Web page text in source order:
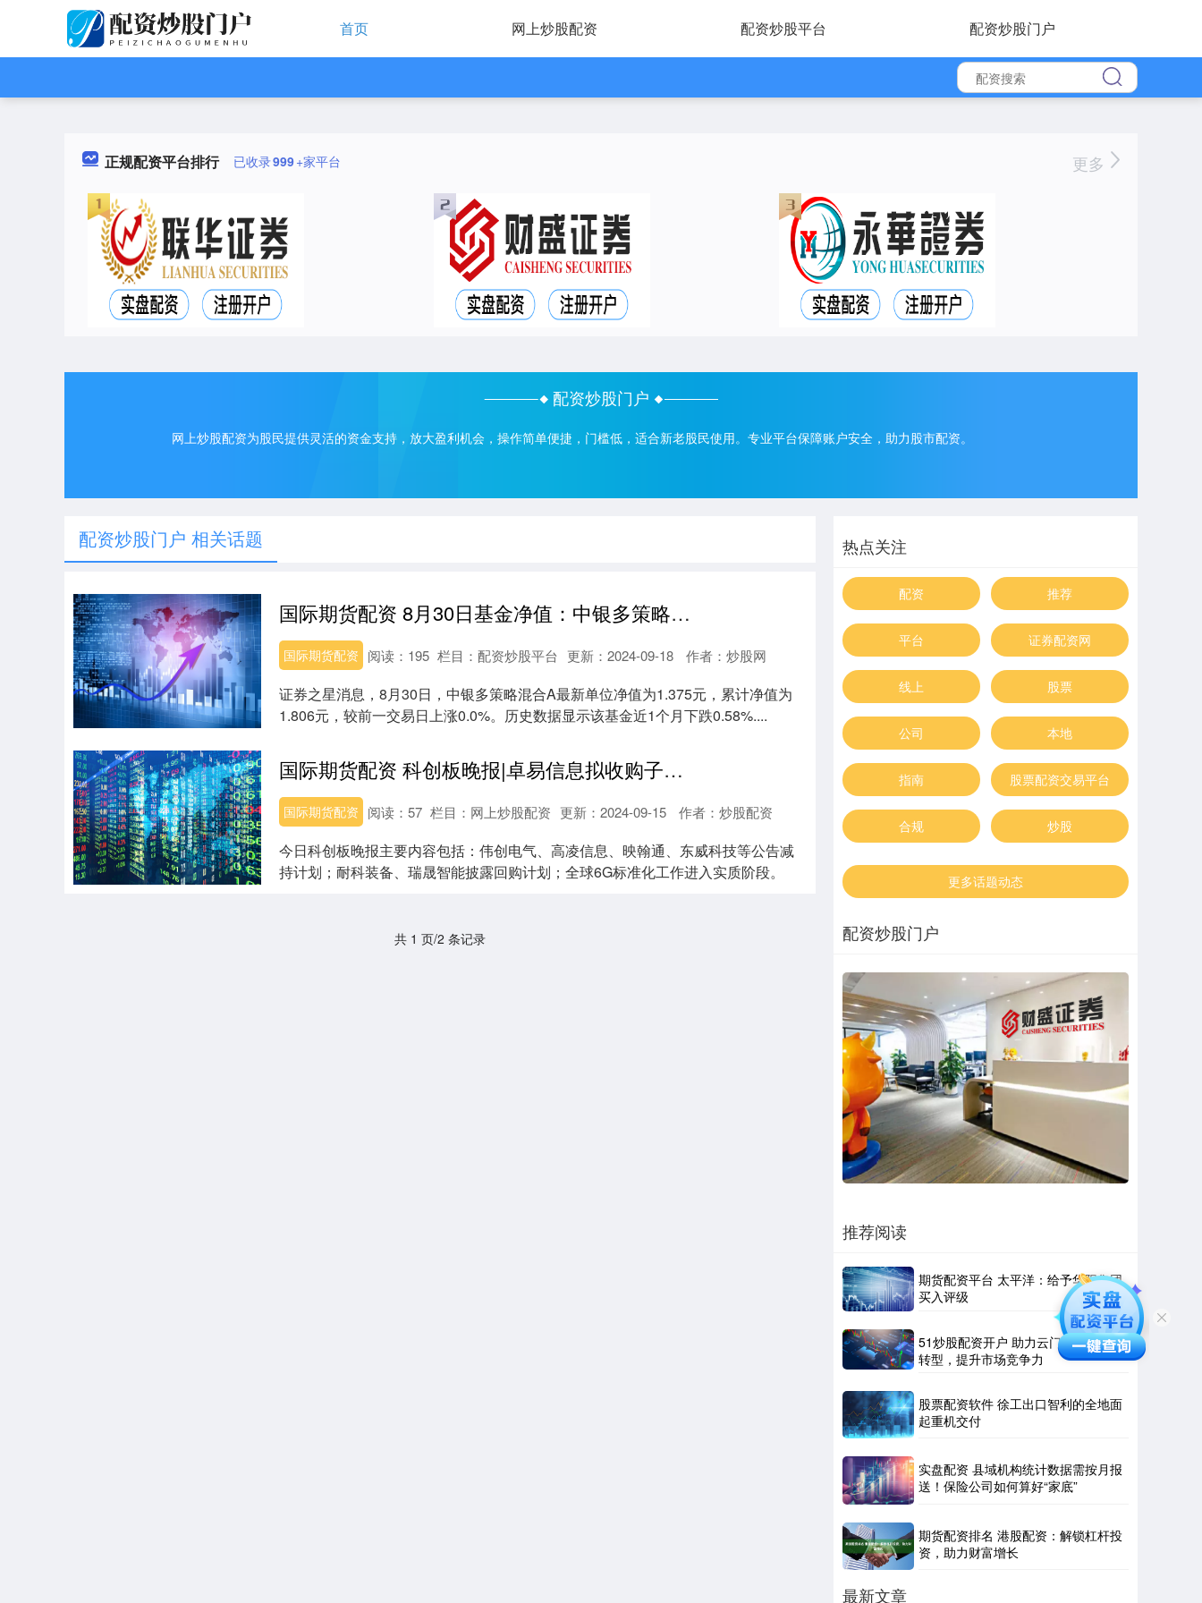
首页 网上炒股配资 配资炒股平台 配资炒股门户
正规配资平台排行 已收录999+家平台 更多
配资炒股门户
网上炒股配资为股民提供灵活的资金支持，放大盈利机会，操作简单便捷，门槛低，适合新老股民使用。专业平台保障账户安全，助力股市配资。
配资炒股门户 相关话题
国际期货配资 8月30日基金净值：中银多策略混合A最新净值1.375
国际期货配资 更新：2024-09-18 作者：炒股网
阅读： 195 栏目： 配资炒股平台
证券之星消息，8月30日，中银多策略混合A最新单位净值为1.375元，累计净值为
1.806元，较前一交易日上涨0.0%。历史数据显示该基金近1个月下跌0.58%....
国际期货配资 科创板晚报|卓易信息拟收购子公司部分股权 康希通信拟回购股份
国际期货配资 更新：2024-09-15 作者：炒股配资
阅读： 57 栏目： 网上炒股配资
今日科创板晚报主要内容包括：伟创电气、高凌信息、映翰通、东威科技等公告减
持计划；耐科装备、瑞晟智能披露回购计划；全球6G标准化工作进入实质阶段。
共 1 页/2 条记录
热点关注
配资 推荐
平台 证券配资网
线上 股票
公司 本地
指南 股票配资交易平台
合规 炒股
更多话题动态
配资炒股门户
推荐阅读
期货配资平台 太平洋：给予华阳集团
买入评级
51炒股配资开户 助力云门酒业数字化
转型，提升市场竞争力
股票配资软件 徐工出口智利的全地面
起重机交付
实盘配资 县域机构统计数据需按月报
送！保险公司如何算好“家底”
期货配资排名 港股配资：解锁杠杆投
资，助力财富增长
最新文章